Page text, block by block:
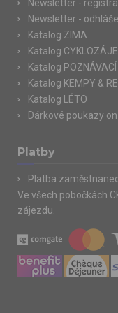
Newsletter -
Newsletter -
Katalog ZIMA
Katalog
Katalog POZNÁVACÍ
Katalog KEMPY &
Katalog LÉTO
Dárkové poukazy
Platby
Platba
Ve všech pobočkách
zájezdu.